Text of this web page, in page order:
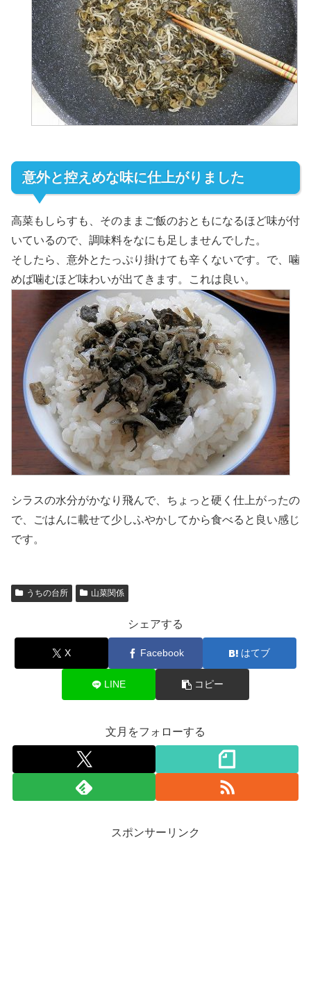
意外と控えめな味に仕上がりました
高菜もしらすも、そのままご飯のおともになるほど味が付
いているので、調味料をなにも足しませんでした。
そしたら、意外とたっぷり掛けても辛くないです。で、噛
めば噛むほど味わいが出てきます。これは良い。
シラスの水分がかなり飛んで、ちょっと硬く仕上がったの
で、ごはんに載せて少しふやかしてから食べると良い感じ
です。
うちの台所 山菜関係
シェアする
X Facebook はてブ
LINE コピー
文月をフォローする
スポンサーリンク